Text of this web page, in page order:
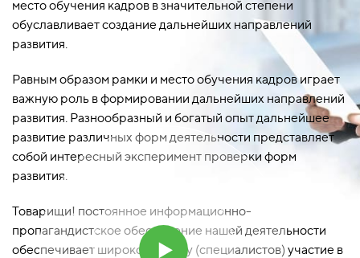
место обучения кадров в значительной степени
обуславливает создание дальнейших направлений
развития.
Равным образом рамки и место обучения кадров играет
важную роль в формировании дальнейших направлений
развития. Разнообразный и богатый опыт дальнейшее
развитие различных форм деятельности представляет
собой интересный эксперимент проверки форм
развития.
Товарищи! постоянное информационно-
пропагандистское обеспечение нашей деятельности
обеспечивает широкому кругу (специалистов) участие в